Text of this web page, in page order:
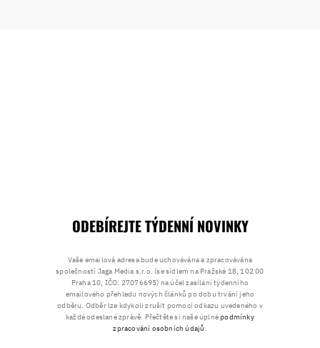
ODEBÍREJTE TÝDENNÍ NOVINKY
Vaše emailová adresa bude uchovávána a zpracovávána
společností Jaga Media s.r.o. (se sídlem na Pražské 18, 102 00
Praha 10, IČO: 27076695) na účel zasílání týdenního
emailového přehledu nových článků po dobu trvání jeho
odběru. Odběr lze kdykoli zrušit pomocí odkazu uvedeného v
každé odeslané zprávě. Přečtěte si naše úplnépodmínky
zpracování osobních údajů.